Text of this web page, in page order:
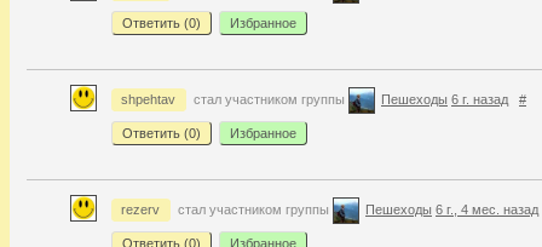
Ответить (0) Избранное
shpehtav стал участником группы Пешеходы 6 г. назад #
Ответить (0) Избранное
rezerv стал участником группы Пешеходы 6 г., 4 мес. назад
Ответить (0) Избранное